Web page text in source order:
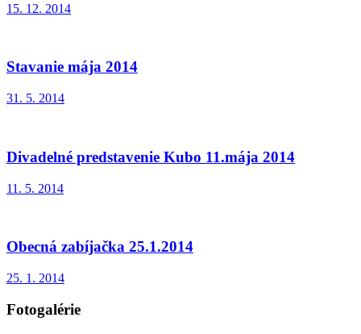
15. 12. 2014
Stavanie mája 2014
31. 5. 2014
Divadelné predstavenie Kubo 11.mája 2014
11. 5. 2014
Obecná zabíjačka 25.1.2014
25. 1. 2014
Fotogalérie